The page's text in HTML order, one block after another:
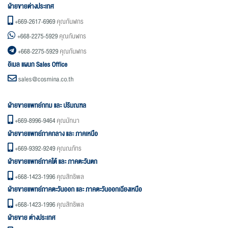
ฝ่ายขายต่างประเทศ
+669-2617-6969คุณกันฬกร
+668-2275-5929คุณกันฬกร
+668-2275-5929คุณกันฬกร
อิเมล แผนก Sales Office
sales@cosmina.co.th
ฝ่ายขายแพทย์กทม และ ปริมณฑล
+669-8996-9464คุณมัทนา
ฝ่ายขายแพทย์ภาคกลาง และ ภาคเหนือ
+669-9392-9249คุณณภัทร
ฝ่ายขายแพทย์ภาคใต้ และ ภาคตะวันตก
+668-1423-1996คุณสิทธิพล
ฝ่ายขายแพทย์ภาคตะวันออก และ ภาคตะวันออกเฉียงเหนือ
+668-1423-1996คุณสิทธิพล
ฝ่ายขาย ต่างประเทศ